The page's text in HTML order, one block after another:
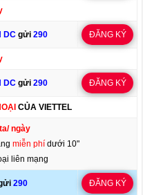
DCgửi 290 ĐĂNG KÝ
DCgửi 290 ĐĂNG KÝ
CỦA VIETTEL
ngày
miễn phídưới 10"
liên mạng
290 ĐĂNG KÝ